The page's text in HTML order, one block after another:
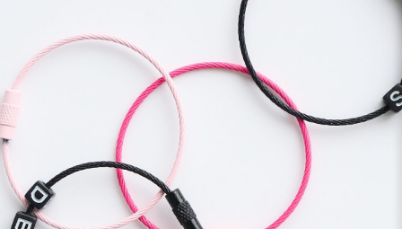
ПОДАРОЧНЫЙ
СЕРТИФИКАТ